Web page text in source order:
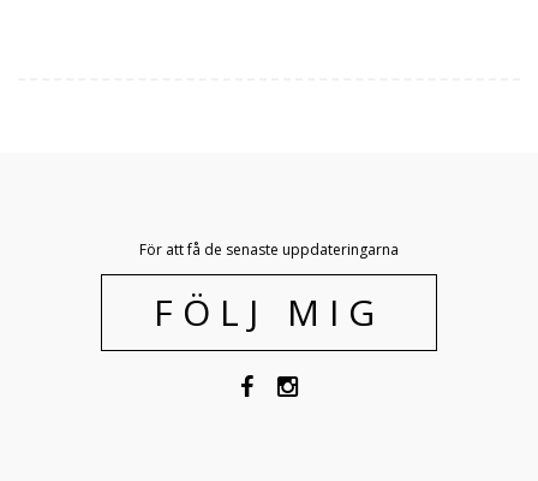
För att få de senaste uppdateringarna
FÖLJ MIG